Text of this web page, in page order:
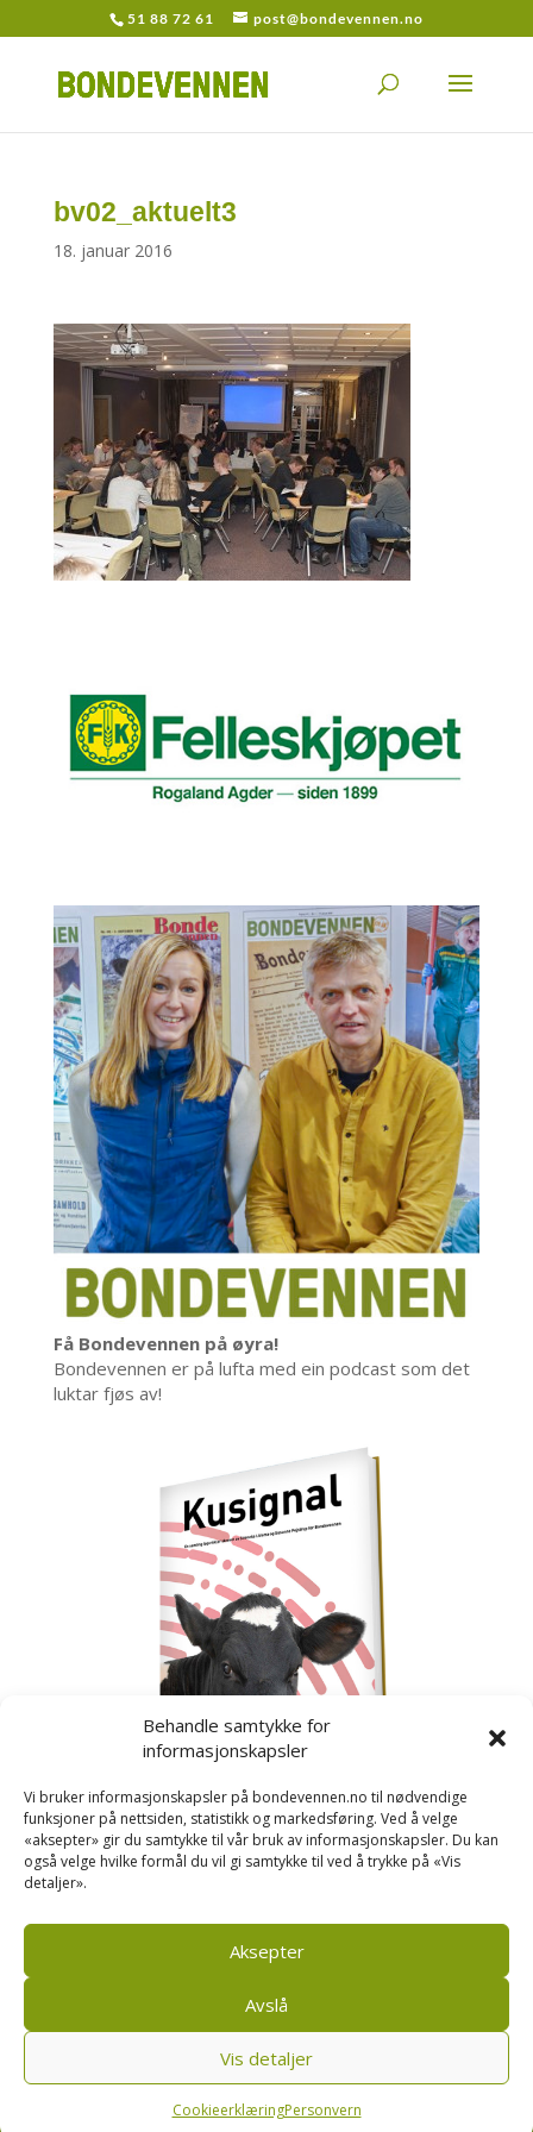
Behandle samtykke for
informasjonskapsler
Vi bruker informasjonskapsler på bondevennen.no til nødvendige
funksjoner på nettsiden, statistikk og markedsføring. Ved å velge
«aksepter» gir du samtykke til vår bruk av informasjonskapsler. Du kan
også velge hvilke formål du vil gi samtykke til ved å trykke på «Vis
detaljer».
Aksepter
Avslå
Vis detaljer
CookieerklæringPersonvern
51 88 72 61 post@bondevennen.no
bv02_aktuelt3
18. januar 2016
Få Bondevennen på øyra!
Bondevennen er på lufta med ein podcast som det
luktar fjøs av!
Kusignal
Bondevennen SA, Pb 208, sentrum, 4001 Stavanger
Personvern og cookies regler